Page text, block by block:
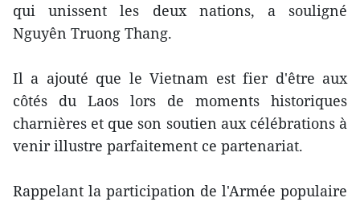
qui unissent les deux nations, a souligné
Nguyên Truong Thang.
Il a ajouté que le Vietnam est fier d'être aux
côtés du Laos lors de moments historiques
charnières et que son soutien aux célébrations à
venir illustre parfaitement ce partenariat.
Rappelant la participation de l'Armée populaire